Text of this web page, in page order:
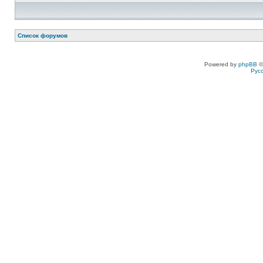
Список форумов
Powered by phpBB